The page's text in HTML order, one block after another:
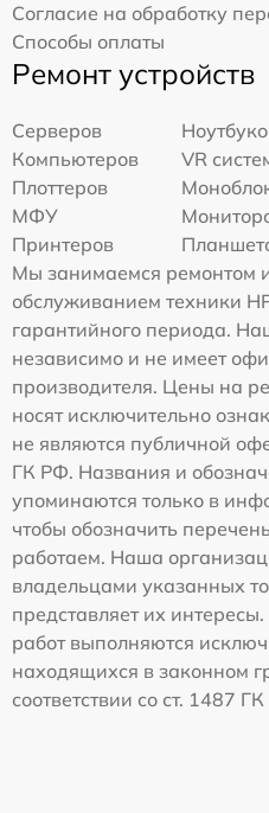
Согласие на обработку
Способы оплаты
Ремонт устройств
Серверов
Компьютеров
VR
Плоттеров
МФУ
Принтеров
Мы занимаемся ремонтом
обслуживанием техники
гарантийного периода.
независимо и не имеет
производителя. Цены на
носят исключительно
не являются публичной
ГК РФ. Названия и
упоминаются только в
чтобы обозначить
работаем. Наша
владельцами указанных
представляет их
работ выполняются
находящихся в законном
соответствии со ст. 1487